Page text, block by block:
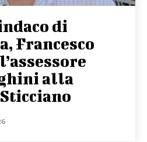
di
Francesco
alla